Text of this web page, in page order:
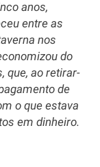
anos,
entre as
nos
do
que, ao retirar-
de
o que estava
em dinheiro.